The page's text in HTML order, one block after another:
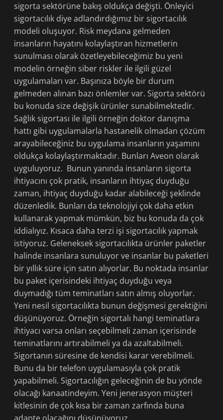
sigorta sektörüne bakış oldukça değişti. Önleyici
sigortacılık diye adlandırdığımız bir sigortacılık
modeli oluşuyor. Risk meydana gelmeden
insanların hayatını kolaylaştıran hizmetlerin
sunulması olarak özetleyebileceğimiz bu yeni
modelin örneğin siber riskler ile ilgili güzel
uygulamaları var. Başınıza böyle bir durum
gelmeden alınan bazı önlemler var. Sigorta sektörü
bu konuda size değişik ürünler sunabilmektedir.
Sağlık sigortası ile ilgili örneğin doktor danışma
hattı gibi uygulamalarla hastanelik olmadan çözüm
arayabileceğiniz bu uygulama insanların yaşamını
oldukça kolaylaştırmaktadır. Bunları Aveon olarak
uyguluyoruz. Bunun yanında insanların sigorta
ihtiyacını çok pratik, insanların ihtiyaç duyduğu
zaman, ihtiyaç duyduğu kadar alabileceği şeklinde
düzenledik. Bunları da teknolojiyi çok daha etkin
kullanarak yapmak mümkün, biz bu konuda da çok
iddialıyız. Kısaca daha terzi işi sigortacılık yapmak
istiyoruz. Geleneksek sigortacılıkta ürünler paketler
halinde insanlara sunuluyor ve insanlar bu paketleri
bir yıllık süre için satın alıyorlar. Bu noktada insanlar
bu paket içerisindeki ihtiyaç duyduğu veya
duymadığı tüm teminatları satın almış oluyorlar.
Yeni nesil sigortacılıkta bunun değişmesi gerektiğini
düşünüyoruz. Örneğin sigortalı hangi teminatlara
ihtiyacı varsa onları seçebilmeli zaman içerisinde
teminatlarını artırabilmeli ya da azaltabilmeli.
Sigortanın süresine de kendisi karar verebilmeli.
Bunu da bir telefon uygulamasıyla çok pratik
yapabilmeli. Sigortacılığın geleceğinin de bu yönde
olacağı kanaatindeyim. Yeni jenerasyon müşteri
kitlesinin de çok kısa bir zaman zarfında buna